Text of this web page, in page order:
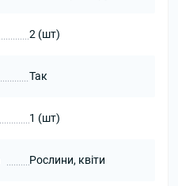
2 (шт)
Так
1 (шт)
Рослини, квіти